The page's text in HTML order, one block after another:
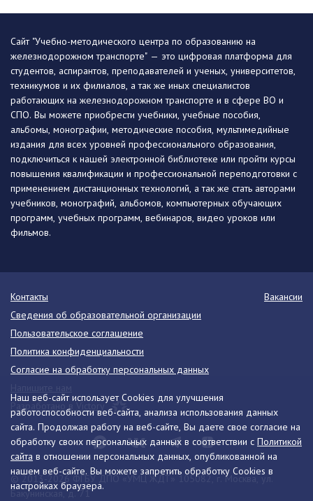
Наш веб-сайт использует Cookies для улучшения
работоспособности веб-сайта, анализа использования данных
сайта. Продолжая работу на веб-сайте, Вы даете свое согласие на
обработку своих персональных данных в соответствии с Политикой
сайта в отношении персональных данных, опубликованной на
нашем веб-сайте. Вы можете запретить обработку Cookies в
настройках браузера.
Сайт "Учебно-методического центра по образованию на
железнодорожном транспорте" — это цифровая платформа для
студентов, аспирантов, преподавателей и ученых, университетов,
техникумов и их филиалов, а так же иных специалистов
работающих на железнодорожном транспорте и в сфере ВО и
СПО. Вы можете приобрести учебники, учебные пособия,
альбомы, монографии, методические пособия, мультимедийные
издания для всех уровней профессионального образования,
подключиться к нашей электронной библиотеке или пройти курсы
повышения квалификации и профессиональной переподготовки с
применением дистанционных технологий, а так же стать авторами
учебников, монографий, альбомов, компьютерных обучающих
программ, учебных программ, вебинаров, видео уроков или
фильмов.
© 2013-2026 ФГБУ ДПО «УМЦ ЖДТ» 105082, г. Москва, ул.
Бакунинская, д. 71
Контакты
Вакансии
Сведения об образовательной организации
Пользовательское соглашение
Политика конфиденциальности
Согласие на обработку персональных данных
Разработано в Victory